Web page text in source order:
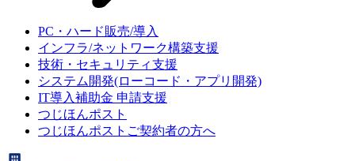
PC・ハード販売/導入
インフラ/ネットワーク構築支援
技術・セキュリティ支援
システム開発(ローコード・アプリ開発)
IT導入補助金 申請支援
つじほんポスト
つじほんポストご契約者の方へ